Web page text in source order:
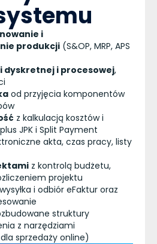
i
produkcji (S&OP, MRP, APS
dyskretnej i procesowej,
od przyjęcia komponentów
z kalkulacją kosztów i
JPK i Split Payment
akta, czas pracy, listy
z kontrolą budżetu,
projektu
i odbiór eFaktur oraz
struktury
z narzędziami
sprzedaży online)